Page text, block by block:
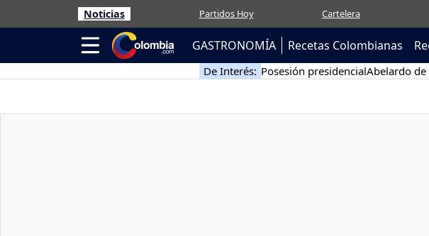
Noticias Partidos Hoy Cartelera
GASTRONOMÍA Recetas Colombianas
De Interés: Posesión presidencialAbelardo de